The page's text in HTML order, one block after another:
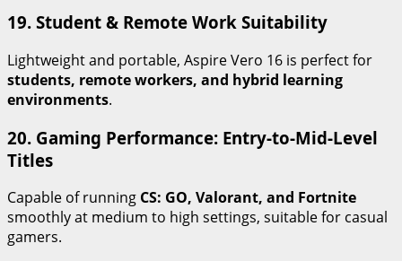
19. Student & Remote Work Suitability
Lightweight and portable, Aspire Vero 16 is perfect for
students, remote workers, and hybrid learning
environments.
20. Gaming Performance: Entry-to-Mid-Level
Titles
Capable of running CS: GO, Valorant, and Fortnite
smoothly at medium to high settings, suitable for casual
gamers.